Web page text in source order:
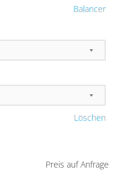
Balancer
Löschen
Preis auf Anfrage